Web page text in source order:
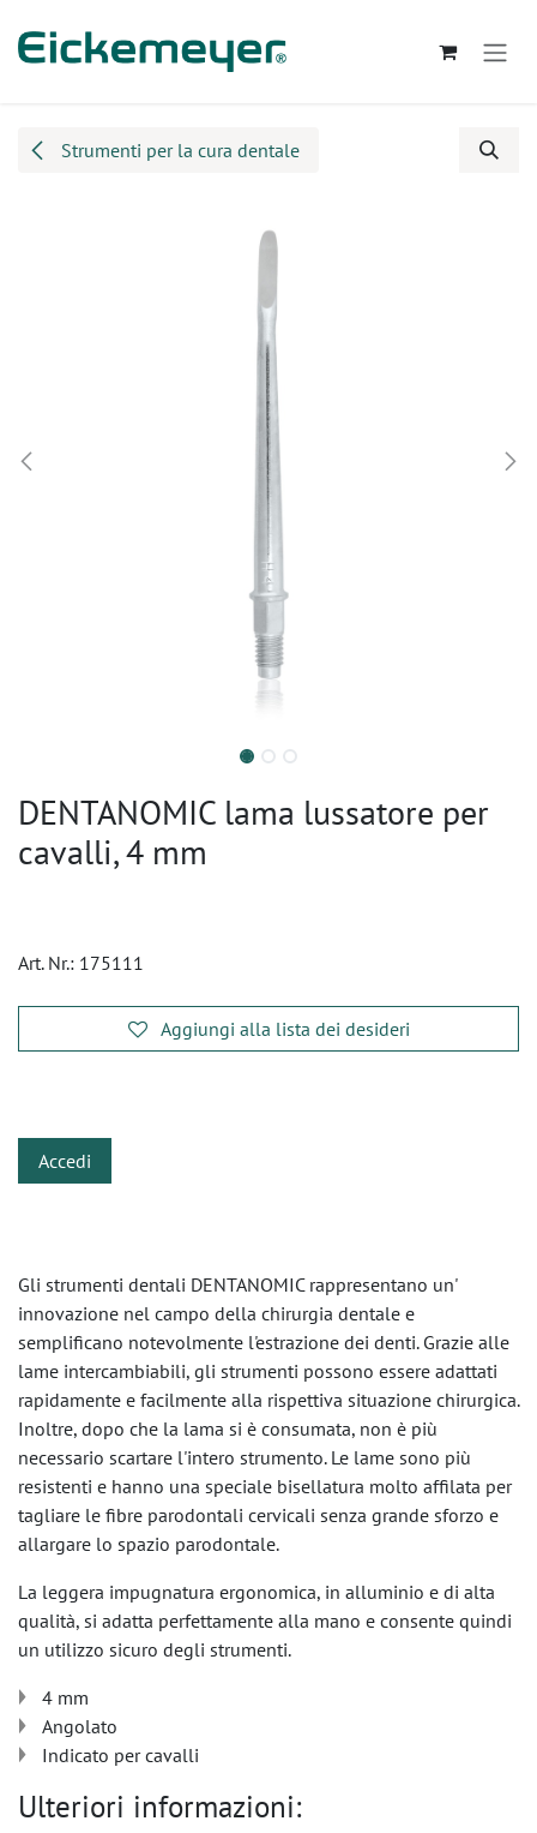
Strumenti per la cura dentale
DENTANOMIC lama lussatore per
cavalli, 4 mm
Art. Nr.: 175111
Aggiungi alla lista dei desideri
Accedi
Gli strumenti dentali DENTANOMIC rappresentano un'
innovazione nel campo della chirurgia dentale e
semplificano notevolmente l'estrazione dei denti. Grazie alle
lame intercambiabili, gli strumenti possono essere adattati
rapidamente e facilmente alla rispettiva situazione chirurgica.
Inoltre, dopo che la lama si è consumata, non è più
necessario scartare l'intero strumento. Le lame sono più
resistenti e hanno una speciale bisellatura molto affilata per
tagliare le fibre parodontali cervicali senza grande sforzo e
allargare lo spazio parodontale.
La leggera impugnatura ergonomica, in alluminio e di alta
qualità, si adatta perfettamente alla mano e consente quindi
un utilizzo sicuro degli strumenti.
4 mm
Angolato
Indicato per cavalli
Ulteriori informazioni: